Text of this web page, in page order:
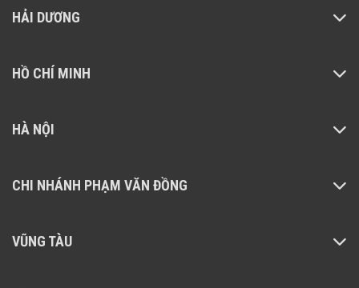
HẢI DƯƠNG
HỒ CHÍ MINH
HÀ NỘI
CHI NHÁNH PHẠM VĂN ĐỒNG
VŨNG TÀU